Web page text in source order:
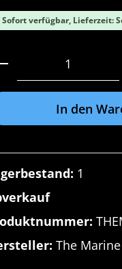
Sofort verfügbar, Lieferzeit:
Anzahl:
In den
1
The